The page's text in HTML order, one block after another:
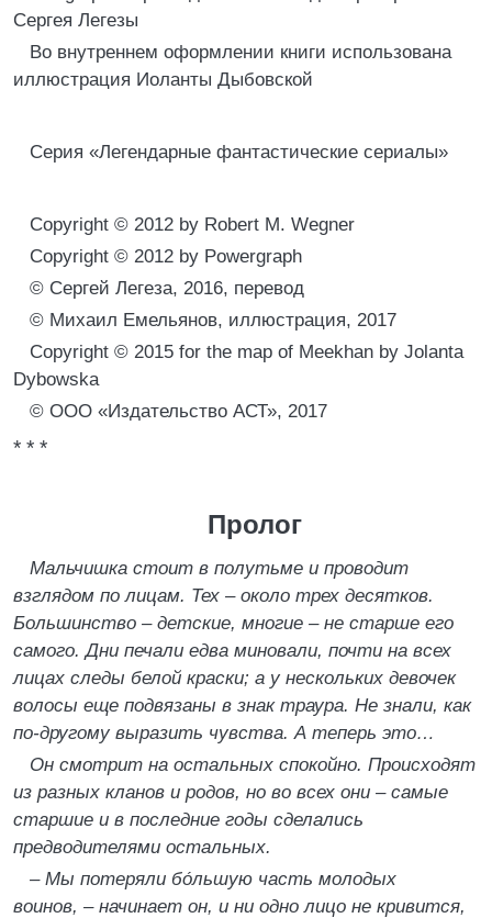
Сергея Легезы
Во внутреннем оформлении книги использована
иллюстрация Иоланты Дыбовской
Серия «Легендарные фантастические сериалы»
Copyright © 2012 by Robert M. Wegner
Copyright © 2012 by Powergraph
© Сергей Легеза, 2016, перевод
© Михаил Емельянов, иллюстрация, 2017
Copyright © 2015 for the map of Meekhan by Jolanta
Dybowska
© ООО «Издательство АСТ», 2017
* * *
Пролог
Мальчишка стоит в полутьме и проводит
взглядом по лицам. Тех – около трех десятков.
Большинство – детские, многие – не старше его
самого. Дни печали едва миновали, почти на всех
лицах следы белой краски; а у нескольких девочек
волосы еще подвязаны в знак траура. Не знали, как
по-другому выразить чувства. А теперь это…
Он смотрит на остальных спокойно. Происходят
из разных кланов и родов, но во всех они – самые
старшие и в последние годы сделались
предводителями остальных.
– Мы потеряли бо́льшую часть молодых
воинов, – начинает он, и ни одно лицо не кривится,